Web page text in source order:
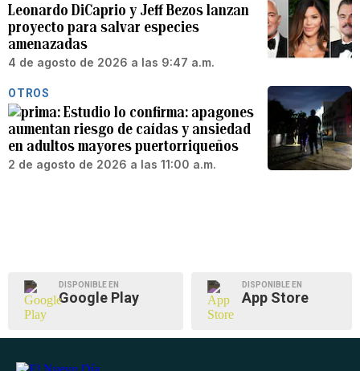
Leonardo DiCaprio y Jeff Bezos lanzan
proyecto para salvar especies
amenazadas
4 de agosto de 2026 a las 9:47 a.m.
OTROS
Estudio lo confirma: apagones
aumentan riesgo de caídas y ansiedad
en adultos mayores puertorriqueños
2 de agosto de 2026 a las 11:00 a.m.
DISPONIBLE EN
Google Play
DISPONIBLE EN
App Store